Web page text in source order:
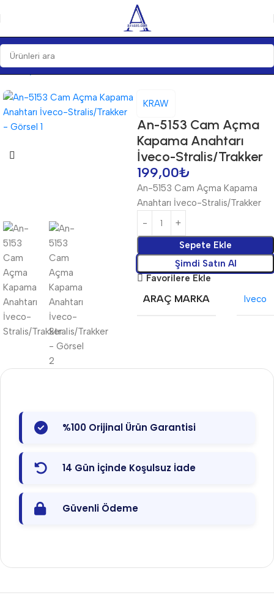
Ana Sayfa Anahtarlar Anahtarlar
KRAW
An-5153 Cam Açma
Kapama Anahtarı
İveco-Stralis/Trakker
199,00₺
An-5153 Cam Açma Kapama
Anahtarı İveco-Stralis/Trakker
Sepete Ekle
Şimdi Satın Al
Favorilere Ekle
ARAÇ MARKA Iveco
%100 Orijinal Ürün Garantisi
14 Gün İçinde Koşulsuz İade
Güvenli Ödeme